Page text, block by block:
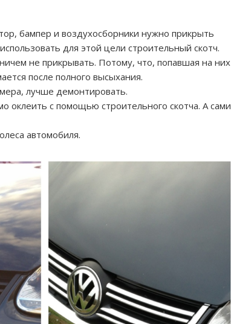
бампер и воздухосборники нужно прикрыть
для этой цели строительный скотч.
не прикрывать. Потому, что, попавшая на них
после полного высыхания.
лучше демонтировать.
оклеить с помощью строительного скотча. А сами
автомобиля.